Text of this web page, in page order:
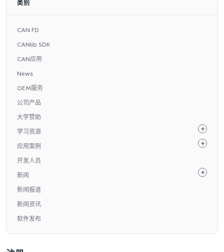
类别
CAN FD
CANlib SDK
CAN应用
News
OEM服务
公司产品
大学赞助
学习资源
应用案例
开发人员
新闻
新闻报道
新闻资讯
软件发布